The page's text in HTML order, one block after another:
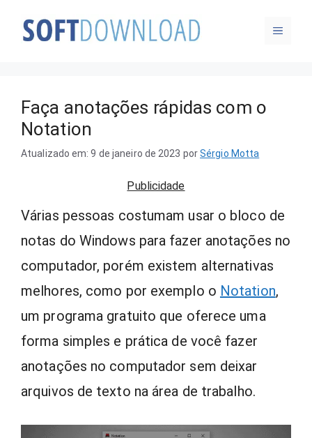
para
MENU
Faça anotações rápidas com o
Notation
Atualizado em: 9 de janeiro de 2023 porSérgio Motta
Publicidade
Várias pessoas costumam usar o bloco de
notas do Windows para fazer anotações no
computador, porém existem alternativas
melhores, como por exemplo o Notation,
um programa gratuito que oferece uma
forma simples e prática de você fazer
anotações no computador sem deixar
arquivos de texto na área de trabalho.